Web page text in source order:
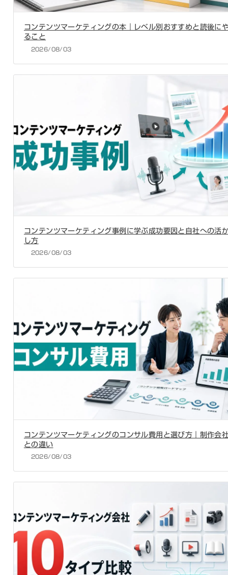
コンテンツマーケティングの本｜レベル別おすすめと読後に
ること
2026/08/03
コンテンツマーケティング事例に学ぶ成功要因と自社への活
し方
2026/08/03
コンテンツマーケティングのコンサル費用と選び方｜制作会
との違い
2026/08/03